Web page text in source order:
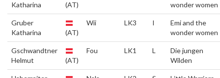
Katharina
(AT)
wonder women
Gruber
Katharina
(AT)
Wii LK3 I
Emi and the
wonder women
Gschwandtner
Helmut
(AT)
Fou LK1 L
Die jungen
Wilden